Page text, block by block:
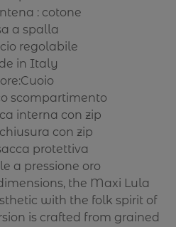
: cotone
a spalla
regolabile
in Italy
scompartimento
interna con zip
con zip
protettiva
a pressione oro
the Maxi Lula
with the folk spirit of
is crafted from grained